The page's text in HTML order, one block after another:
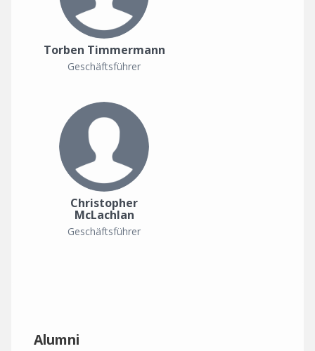
Torben Timmermann
Geschäftsführer
Christopher
McLachlan
Geschäftsführer
Alumni